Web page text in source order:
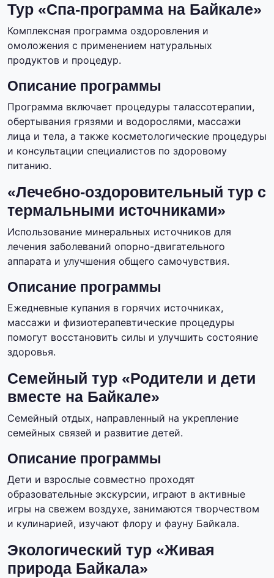
Тур «Спа-программа на Байкале»
Комплексная программа оздоровления и
омоложения с применением натуральных
продуктов и процедур.
Описание программы
Программа включает процедуры талассотерапии,
обертывания грязями и водорослями, массажи
лица и тела, а также косметологические процедуры
и консультации специалистов по здоровому
питанию.
«Лечебно-оздоровительный тур с
термальными источниками»
Использование минеральных источников для
лечения заболеваний опорно-двигательного
аппарата и улучшения общего самочувствия.
Описание программы
Ежедневные купания в горячих источниках,
массажи и физиотерапевтические процедуры
помогут восстановить силы и улучшить состояние
здоровья.
Семейный тур «Родители и дети
вместе на Байкале»
Семейный отдых, направленный на укрепление
семейных связей и развитие детей.
Описание программы
Дети и взрослые совместно проходят
образовательные экскурсии, играют в активные
игры на свежем воздухе, занимаются творчеством
и кулинарией, изучают флору и фауну Байкала.
Экологический тур «Живая
природа Байкала»